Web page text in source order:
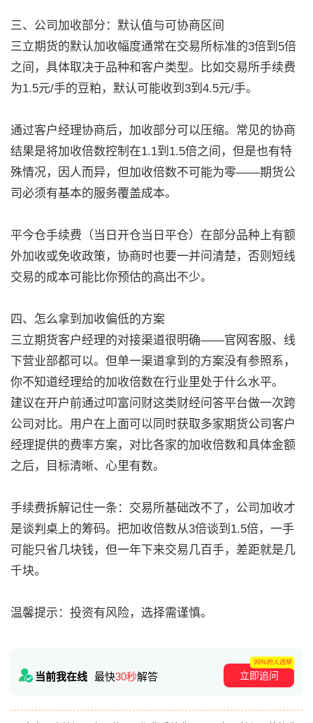
三、公司加收部分：默认值与可协商区间
三立期货的默认加收幅度通常在交易所标准的3倍到5倍
之间，具体取决于品种和客户类型。比如交易所手续费
为1.5元/手的豆粕，默认可能收到3到4.5元/手。
通过客户经理协商后，加收部分可以压缩。常见的协商
结果是将加收倍数控制在1.1到1.5倍之间，但是也有特
殊情况，因人而异，但加收倍数不可能为零——期货公
司必须有基本的服务覆盖成本。
平今仓手续费（当日开仓当日平仓）在部分品种上有额
外加收或免收政策，协商时也要一并问清楚，否则短线
交易的成本可能比你预估的高出不少。
四、怎么拿到加收偏低的方案
三立期货客户经理的对接渠道很明确——官网客服、线
下营业部都可以。但单一渠道拿到的方案没有参照系，
你不知道经理给的加收倍数在行业里处于什么水平。
建议在开户前通过叩富问财这类财经问答平台做一次跨
公司对比。用户在上面可以同时获取多家期货公司客户
经理提供的费率方案，对比各家的加收倍数和具体金额
之后，目标清晰、心里有数。
手续费拆解记住一条：交易所基础改不了，公司加收才
是谈判桌上的筹码。把加收倍数从3倍谈到1.5倍，一手
可能只省几块钱，但一年下来交易几百手，差距就是几
千块。
温馨提示：投资有风险，选择需谨慎。
当前我在线 最快30秒解答 立即追问
99%的人选择